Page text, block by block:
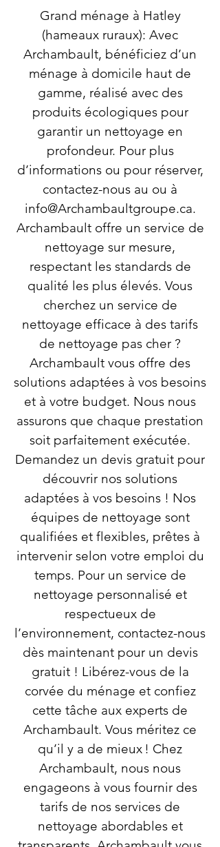
Grand ménage à Hatley
(hameaux ruraux): Avec
Archambault, bénéficiez d’un
ménage à domicile haut de
gamme, réalisé avec des
produits écologiques pour
garantir un nettoyage en
profondeur. Pour plus
d’informations ou pour réserver,
contactez-nous au ou à
info@Archambaultgroupe.ca.
Archambault offre un service de
nettoyage sur mesure,
respectant les standards de
qualité les plus élevés. Vous
cherchez un service de
nettoyage efficace à des tarifs
de nettoyage pas cher ?
Archambault vous offre des
solutions adaptées à vos besoins
et à votre budget. Nous nous
assurons que chaque prestation
soit parfaitement exécutée.
Demandez un devis gratuit pour
découvrir nos solutions
adaptées à vos besoins ! Nos
équipes de nettoyage sont
qualifiées et flexibles, prêtes à
intervenir selon votre emploi du
temps. Pour un service de
nettoyage personnalisé et
respectueux de
l’environnement, contactez-nous
dès maintenant pour un devis
gratuit ! Libérez-vous de la
corvée du ménage et confiez
cette tâche aux experts de
Archambault. Vous méritez ce
qu’il y a de mieux ! Chez
Archambault, nous nous
engageons à vous fournir des
tarifs de nos services de
nettoyage abordables et